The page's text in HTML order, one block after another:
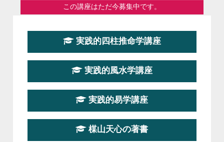
この講座はただ今募集中です。
第１９期立命塾『実践的易学講座』
2026-08-22～2026-10-25
第19期立命塾実践的四柱推命学講座
2026-03-20～2026-07-19
第１９期立命塾実践的風水学講座
実践的四柱推命学講座
実践的風水学講座
実践的易学講座
楳山天心の著書